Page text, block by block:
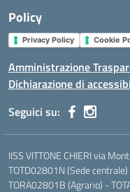
Policy
Privacy Policy Cookie
Amministrazione
Dichiarazione di
Seguici su:
IISS VITTONE CHIERI via
TOTD02801N (Sede
TORA02801B (Agrario) -